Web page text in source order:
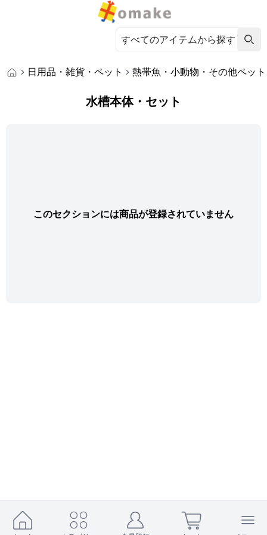
日用品・雑貨・ペット 熱帯魚・小動物・その他ペット
水槽本体・セット
このセクションには商品が登録されていません